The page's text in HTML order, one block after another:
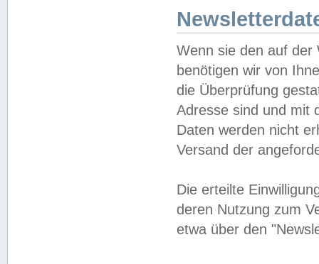
Wenn sie den auf der
benötigen wir von
die Überprüfung
Adresse sind und mit
Daten werden nicht
Versand der
Die erteilte
deren Nutzung zum
etwa über den